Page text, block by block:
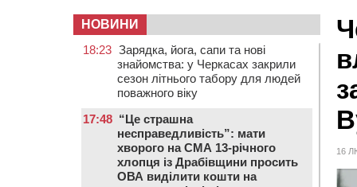
16
НОВИНИ
18:23 Зарядка, йога, сапи та нові
знайомства: у Черкасах закрили
сезон літнього табору для людей
поважного віку
17:48 “Це страшна
несправедливість”: мати
хворого на СМА 13-річного
хлопця із Драбівщини просить
ОВА виділити кошти на